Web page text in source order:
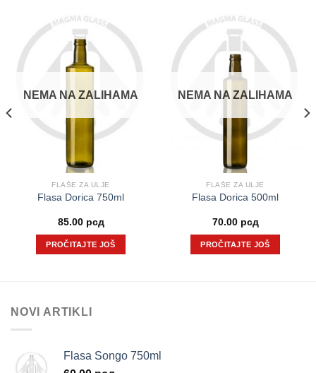
NEMA NA ZALIHAMA
FLAŠE ZA ULJE
Flasa Dorica 750ml
85.00 рсд
PROČITAJTE JOŠ
NEMA NA ZALIHAMA
FLAŠE ZA ULJE
Flasa Dorica 500ml
70.00 рсд
PROČITAJTE JOŠ
NOVI ARTIKLI
Flasa Songo 750ml